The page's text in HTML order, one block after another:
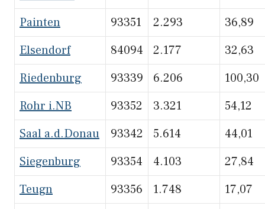
Painten 93351 2.293
36,89
Elsendorf
84094 2.177
32,63
Riedenburg
93339 6.206
100,30
Rohr i.NB
93352 3.321
54,12
Saal a.d.Donau
93342 5.614
44,01
Siegenburg
93354 4.103
27,84
Teugn
93356 1.748
17,07